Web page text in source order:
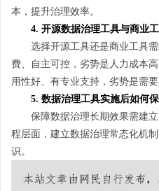
本，提升治理效率。
4. 开源数据治理工具与商业
选择开源工具还是商业工具
费、自主可控，劣势是人力成本高
用性好、有专业支持，劣势是需要
5. 数据治理工具实施后如何
保障数据治理长期效果需建立
程层面，建立数据治理常态化机
识。